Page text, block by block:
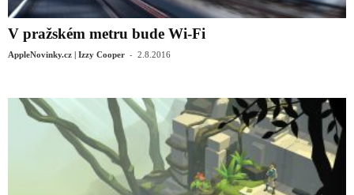
V pražském metru bude Wi-Fi
AppleNovinky.cz | Izzy Cooper - 2.8.2016